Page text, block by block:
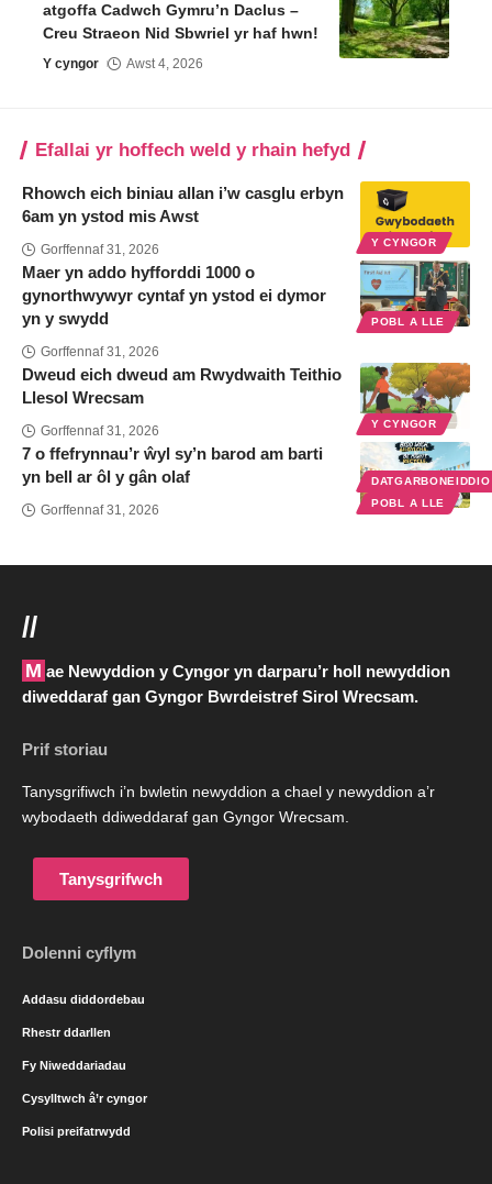
atgoffa Cadwch Gymru’n Daclus –
Creu Straeon Nid Sbwriel yr haf hwn!
Y cyngor Awst 4, 2026
Efallai yr hoffech weld y rhain hefyd
Y CYNGOR
Rhowch eich biniau allan i’w casglu erbyn
6am yn ystod mis Awst
Gorffennaf 31, 2026
POBL A LLE
Maer yn addo hyfforddi 1000 o
gynorthwywyr cyntaf yn ystod ei dymor
yn y swydd
Gorffennaf 31, 2026
Y CYNGOR
Dweud eich dweud am Rwydwaith Teithio
Llesol Wrecsam
Gorffennaf 31, 2026
POBL A LLE
7 o ffefrynnau’r ŵyl sy’n barod am barti
yn bell ar ôl y gân olaf
Gorffennaf 31, 2026
//
Mae Newyddion y Cyngor yn darparu’r holl newyddion
diweddaraf gan Gyngor Bwrdeistref Sirol Wrecsam.
Prif storiau
Tanysgrifiwch i’n bwletin newyddion a chael y newyddion a’r
wybodaeth ddiweddaraf gan Gyngor Wrecsam.
Tanysgrifwch
Dolenni cyflym
Addasu diddordebau
Rhestr ddarllen
Fy Niweddariadau
Cysylltwch â’r cyngor
Polisi preifatrwydd